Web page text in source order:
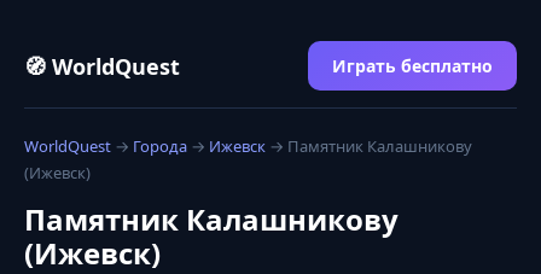
🧭 WorldQuest Играть бесплатно
WorldQuest → Города → Ижевск → Памятник Калашникову
(Ижевск)
Памятник Калашникову
(Ижевск)